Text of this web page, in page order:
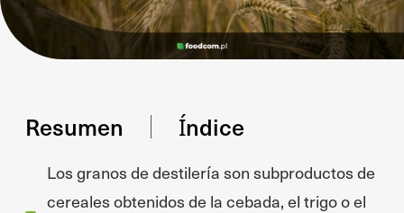
Resumen Índice
Los granos de destilería son subproductos de
cereales obtenidos de la cebada, el trigo o el